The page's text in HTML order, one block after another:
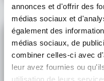
annonces et d'offrir des
médias sociaux et
également des
médias sociaux, de
combiner celles-ci avec
leur avez fournies ou
utilisation de leurs
Les
Une situation peut être vécue
sensations ou des scénarios
Modifier certains éléments